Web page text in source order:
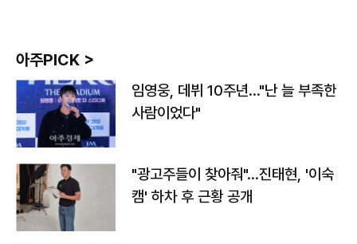
아주PICK >
임영웅, 데뷔 10주년…"난 늘 부족한
사람이었다"
"광고주들이 찾아줘"…진태현, '이숙
캠' 하차 후 근황 공개